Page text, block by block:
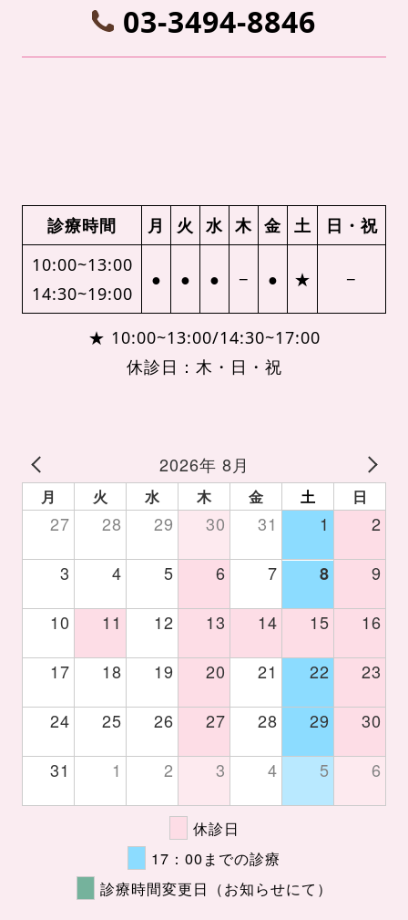
03-3494-8846
診療時間 月 火 水 木 金 土
日・祝
10:00~13:00
14:30~19:00
● ● ● − ● ★ −
★ 10:00~13:00/14:30~17:00
休診日：木・日・祝
2026年 8月
月 火 水 木 金 土 日
27 28 29 30 31 1 2
3 4 5 6 7 8 9
10 11 12 13 14 15 16
17 18 19 20 21 22 23
24 25 26 27 28 29 30
31 1 2 3 4 5 6
休診日
17：00までの診療
診療時間変更日（お知らせにて）